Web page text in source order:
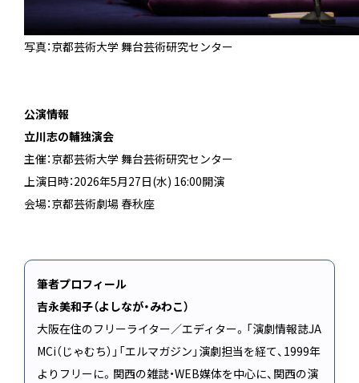
写真：京都芸術大学 舞台芸術研究センター
公演情報
立川志の輔独演会
主催：京都芸術大学 舞台芸術研究センター
上演日時：2026年5月27日(水) 16:00開演
会場：京都芸術劇場 春秋座
筆者プロフィール
吉永美和子（よしなが・みわこ）
大阪在住のフリーライター／エディター。「演劇情報誌JA
MCi（じゃむち）」「エルマガジン」演劇担当を経て、1999年
よりフリーに。関西の雑誌・WEB媒体を中心に、関西の演